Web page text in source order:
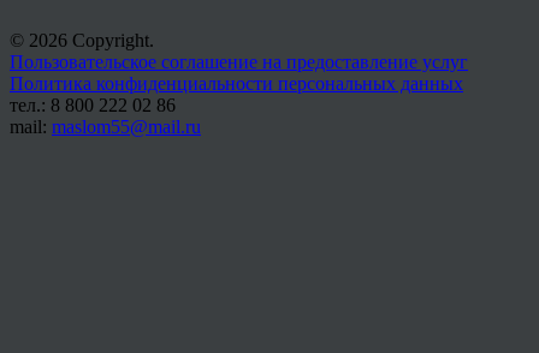
© 2026 Copyright.
Пользовательское соглашение на предоставление услуг
Политика конфиденциальности персональных данных
тел.: 8 800 222 02 86
mail: maslom55@mail.ru